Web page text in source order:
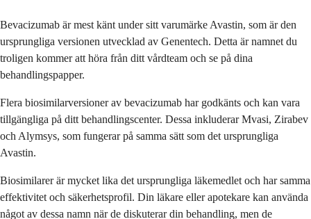
Bevacizumab är mest känt under sitt varumärke Avastin, som är den
ursprungliga versionen utvecklad av Genentech. Detta är namnet du
troligen kommer att höra från ditt vårdteam och se på dina
behandlingspapper.
Flera biosimilarversioner av bevacizumab har godkänts och kan vara
tillgängliga på ditt behandlingscenter. Dessa inkluderar Mvasi, Zirabev
och Alymsys, som fungerar på samma sätt som det ursprungliga
Avastin.
Biosimilarer är mycket lika det ursprungliga läkemedlet och har samma
effektivitet och säkerhetsprofil. Din läkare eller apotekare kan använda
något av dessa namn när de diskuterar din behandling, men de